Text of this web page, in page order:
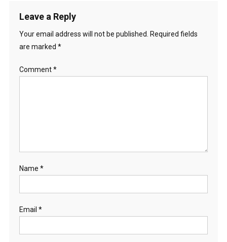
Leave a Reply
Your email address will not be published.
Required fields
are marked *
Comment*
Name *
Email *